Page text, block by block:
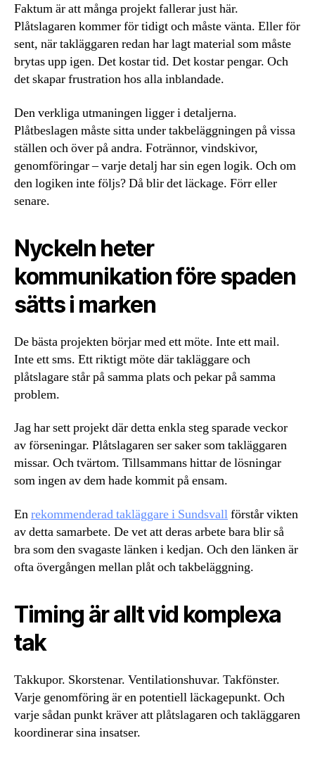
Faktum är att många projekt fallerar just här.
Plåtslagaren kommer för tidigt och måste vänta. Eller för
sent, när takläggaren redan har lagt material som måste
brytas upp igen. Det kostar tid. Det kostar pengar. Och
det skapar frustration hos alla inblandade.
Den verkliga utmaningen ligger i detaljerna.
Plåtbeslagen måste sitta under takbeläggningen på vissa
ställen och över på andra. Fotrännor, vindskivor,
genomföringar – varje detalj har sin egen logik. Och om
den logiken inte följs? Då blir det läckage. Förr eller
senare.
Nyckeln heter
kommunikation före spaden
sätts i marken
De bästa projekten börjar med ett möte. Inte ett mail.
Inte ett sms. Ett riktigt möte där takläggare och
plåtslagare står på samma plats och pekar på samma
problem.
Jag har sett projekt där detta enkla steg sparade veckor
av förseningar. Plåtslagaren ser saker som takläggaren
missar. Och tvärtom. Tillsammans hittar de lösningar
som ingen av dem hade kommit på ensam.
Enrekommenderad takläggare i Sundsvallförstår vikten
av detta samarbete. De vet att deras arbete bara blir så
bra som den svagaste länken i kedjan. Och den länken är
ofta övergången mellan plåt och takbeläggning.
Timing är allt vid komplexa
tak
Takkupor. Skorstenar. Ventilationshuvar. Takfönster.
Varje genomföring är en potentiell läckagepunkt. Och
varje sådan punkt kräver att plåtslagaren och takläggaren
koordinerar sina insatser.